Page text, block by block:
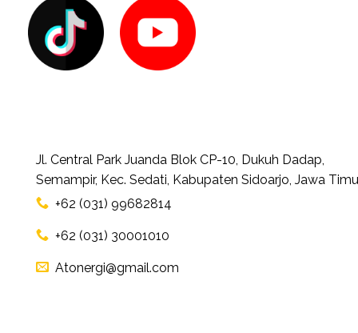
Jl. Central Park Juanda Blok CP-10, Dukuh Dadap,
Semampir, Kec. Sedati, Kabupaten Sidoarjo, Jawa
+62 (031) 99682814
+62 (031) 30001010
Atonergi@gmail.com